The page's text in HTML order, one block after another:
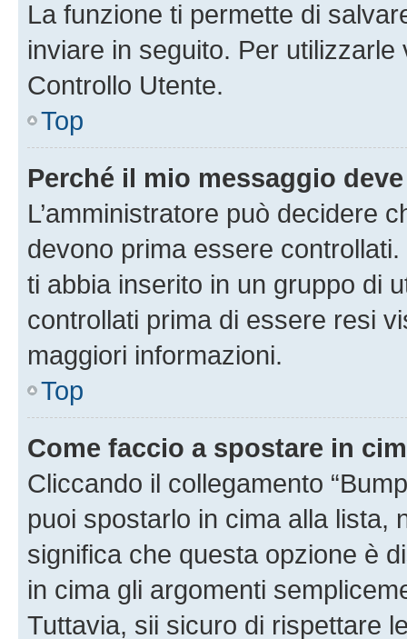
La funzione ti permette di
inviare in seguito. Per utilizzarle
Controllo Utente.
Top
Perché il mio messaggio
L’amministratore può decidere
devono prima essere
ti abbia inserito in un gruppo di
controllati prima di essere resi
maggiori informazioni.
Top
Come faccio a spostare in
Cliccando il collegamento
puoi spostarlo in cima alla lista,
significa che questa opzione è
in cima gli argomenti
Tuttavia, sii sicuro di rispettare